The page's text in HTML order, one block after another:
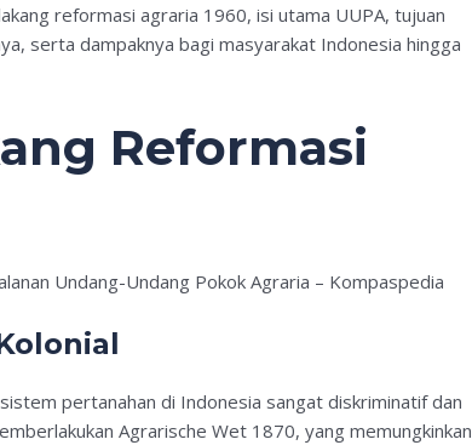
reformasi agraria 1960, isi utama UUPA, tujuan
serta dampaknya bagi masyarakat Indonesia hingga
Reformasi
pertanahan di Indonesia sangat diskriminatif dan
Agrarische Wet 1870, yang memungkinkan